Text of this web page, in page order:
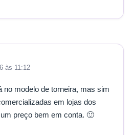
às 11:12
no modelo de torneira, mas sim
em lojas dos
preço bem em conta. 🙂